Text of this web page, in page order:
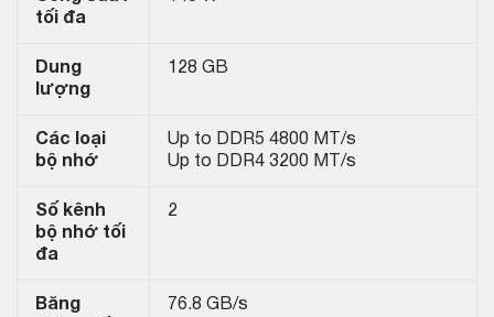
tối đa
Dung
lượng
128 GB
Các loại
bộ nhớ
Up to DDR5 4800 MT/s
Up to DDR4 3200 MT/s
Số kênh
bộ nhớ tối
đa
2
Băng
76.8 GB/s